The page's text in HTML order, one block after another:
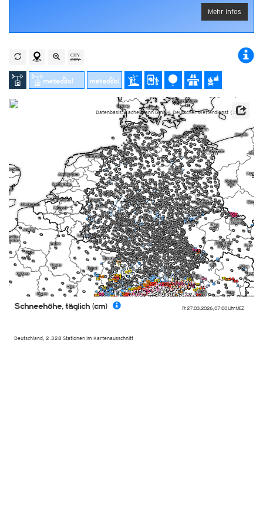
Mehr Infos
Fr. 27.03.2026, 07:00 UhrMEZ
Deutschland, 2.328 Stationen im Kartenausschnitt
Schneehöhe, täglich (cm)
Datenbasis: Kachelmann GmbH, Deutscher Wetterdienst (DWD)